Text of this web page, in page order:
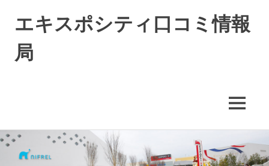
コ
ン
エキスポシティ口コミ情報
局
テ
に
MENU